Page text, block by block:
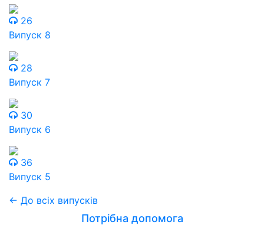
26
Випуск 8
28
Випуск 7
30
Випуск 6
36
Випуск 5
← До всіх випусків
Потрібна допомога